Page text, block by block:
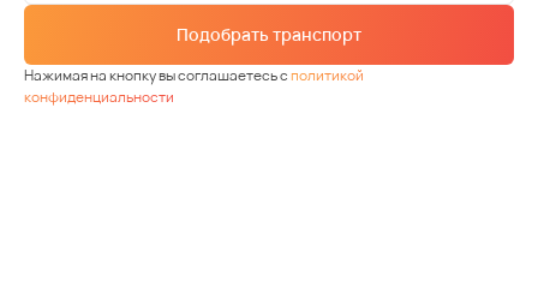
Подобрать транспорт
Нажимая на кнопку вы соглашаетесь сполитикой
конфиденциальности